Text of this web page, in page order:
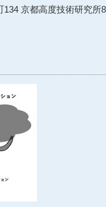
134 京都高度技術研究所